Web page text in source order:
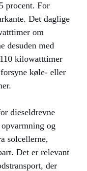
procent. For
Det daglige
om
desuden med
kilowatttimer
køle- eller
dieseldrevne
og
solcellerne,
Det er relevant
der